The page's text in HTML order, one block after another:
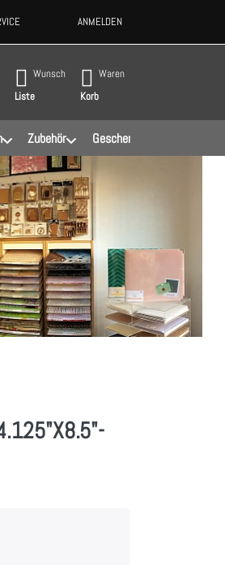
ANMELDEN
Ergebnisse. Drücken Sie die
Wunsch
Liste
Waren
Korb
Zubehör Geschenke